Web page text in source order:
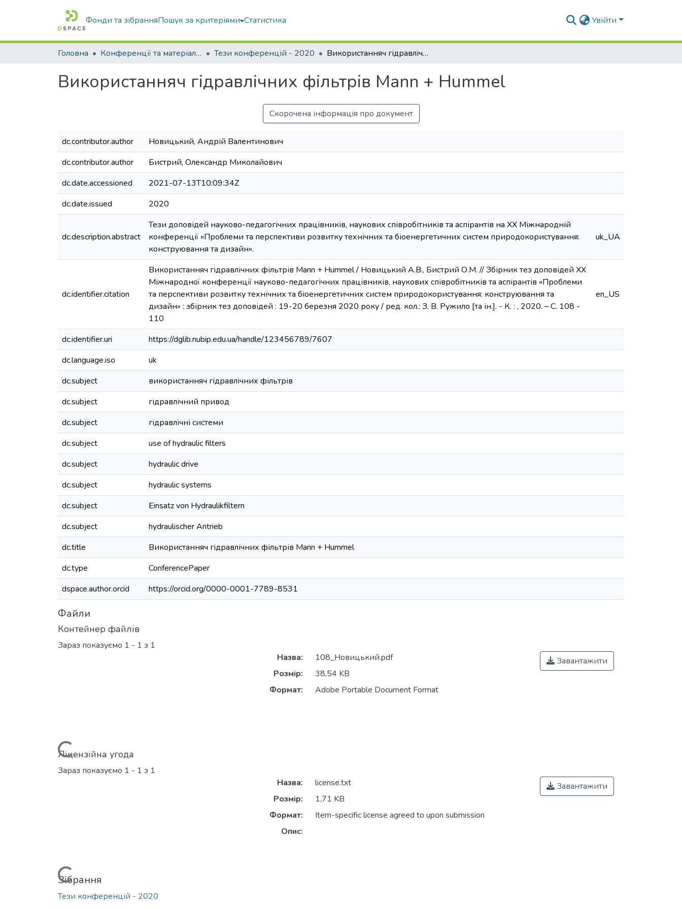
Фонди та зібранняПошук за критеріями Статистика Увійти
Головна Конференції та матеріали конференцій Тези конференцій - 2020 Використанняч гідравлічних фільтрів Mann + Hummel
Використанняч гідравлічних фільтрів Mann + Hummel
Скорочена інформація про документ
dc.contributor.author
Новицький, Андрій Валентинович
dc.contributor.author
Бистрий, Олександр Миколайович
dc.date.accessioned
2021-07-13T10:09:34Z
dc.date.issued
2020
dc.description.abstract
Тези доповідей науково-педагогічних працівників, наукових співробітників та аспірантів на XX Міжнародній
конференції «Проблеми та перспективи розвитку технічних та біоенергетичних систем природокористування:
конструювання та дизайн».
uk_UA
dc.identifier.citation
Використанняч гідравлічних фільтрів Mann + Hummel / Новицький А.В., Бистрий О.М. // Збірник тез доповідей ХX
Міжнародної конференції науково-педагогічних працівників, наукових співробітників та аспірантів «Проблеми
та перспективи розвитку технічних та біоенергетичних систем природокористування: конструювання та
дизайн» : збірник тез доповідей : 19-20 березня 2020 року / ред. кол.: З. В. Ружило [та ін.]. - К. : , 2020. – С. 108 -
110
en_US
dc.identifier.uri
https://dglib.nubip.edu.ua/handle/123456789/7607
dc.language.iso
uk
dc.subject
використанняч гідравлічних фільтрів
dc.subject
гідравлічний привод
dc.subject
гідравлічні системи
dc.subject
use of hydraulic filters
dc.subject
hydraulic drive
dc.subject
hydraulic systems
dc.subject
Einsatz von Hydraulikfiltern
dc.subject
hydraulischer Antrieb
dc.title
Використанняч гідравлічних фільтрів Mann + Hummel
dc.type
ConferencePaper
dspace.author.orcid
https://orcid.org/0000-0001-7789-8531
Файли
Контейнер файлів
Зараз показуємо 1 - 1 з 1
Вантажиться...
Назва:
108_Новицький.pdf
Розмір:
38,54 KB
Формат:
Adobe Portable Document Format
Завантажити
Ліцензійна угода
Зараз показуємо 1 - 1 з 1
Вантажиться...
Назва:
license.txt
Розмір:
1,71 KB
Формат:
Item-specific license agreed to upon submission
Опис:
Завантажити
Зібрання
Тези конференцій - 2020